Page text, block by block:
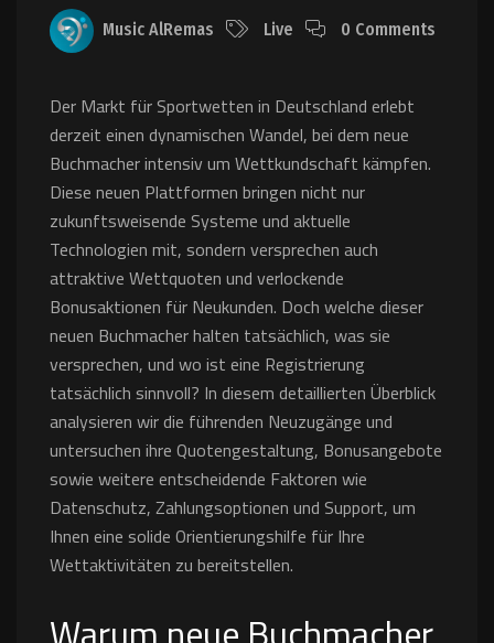
Music AlRemas Live 0 Comments
Der Markt für Sportwetten in Deutschland erlebt
derzeit einen dynamischen Wandel, bei dem neue
Buchmacher intensiv um Wettkundschaft kämpfen.
Diese neuen Plattformen bringen nicht nur
zukunftsweisende Systeme und aktuelle
Technologien mit, sondern versprechen auch
attraktive Wettquoten und verlockende
Bonusaktionen für Neukunden. Doch welche dieser
neuen Buchmacher halten tatsächlich, was sie
versprechen, und wo ist eine Registrierung
tatsächlich sinnvoll? In diesem detaillierten Überblick
analysieren wir die führenden Neuzugänge und
untersuchen ihre Quotengestaltung, Bonusangebote
sowie weitere entscheidende Faktoren wie
Datenschutz, Zahlungsoptionen und Support, um
Ihnen eine solide Orientierungshilfe für Ihre
Wettaktivitäten zu bereitstellen.